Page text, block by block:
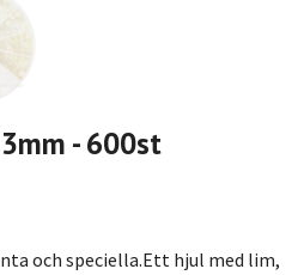
- 600st
och speciella.Ett hjul med lim,